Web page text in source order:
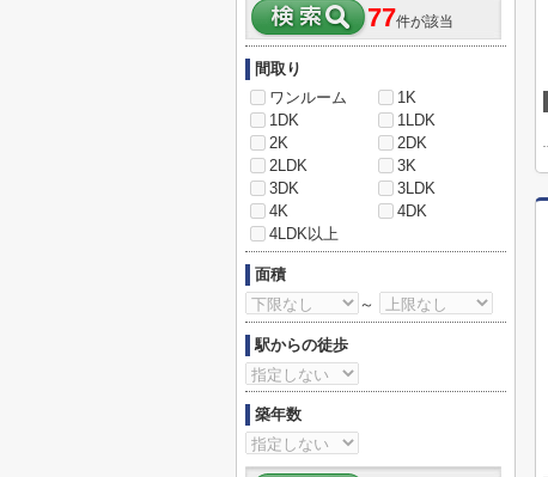
77件が該当
間取り
ワンルーム
1K
1DK
1LDK
2K
2DK
2LDK
3K
3DK
3LDK
4K
4DK
4LDK以上
面積
～
駅からの徒歩
築年数